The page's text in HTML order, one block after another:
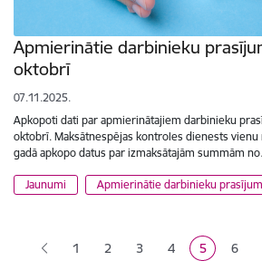
Apmierinātie darbinieku
oktobrī
07.11.2025.
Apkopoti dati par apmierinātajiem darbinieku
oktobrī. Maksātnespējas kontroles dienests
gadā apkopo datus par izmaksātajām summām
Jaunumi Apmierinātie darbinieku
1 Lapa
2 Lapa
3 Lapa
4 Pašreizējā
5 Lapa
6